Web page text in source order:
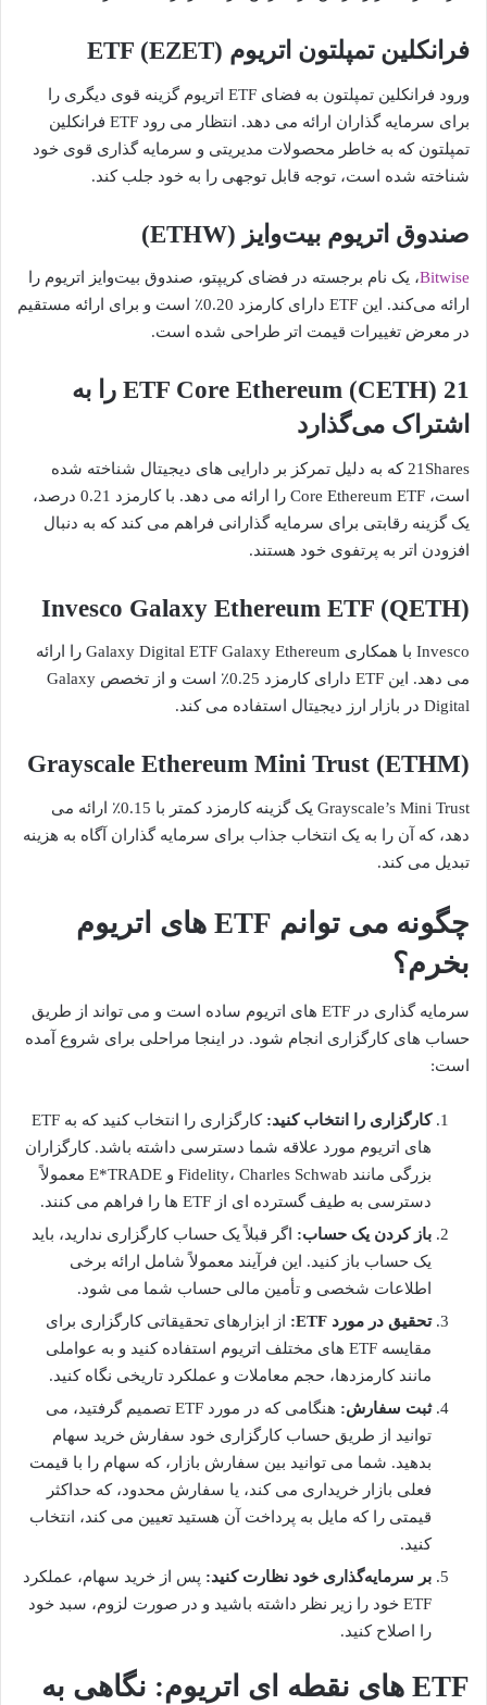
فرانکلین تمپلتون اتریوم ETF (EZET)
ورود فرانکلین تمپلتون به فضای ETF اتریوم گزینه قوی دیگری را
برای سرمایه گذاران ارائه می دهد. انتظار می رود ETF فرانکلین
تمپلتون که به خاطر محصولات مدیریتی و سرمایه گذاری قوی خود
شناخته شده است، توجه قابل توجهی را به خود جلب کند.
صندوق اتریوم بیت‌وایز (ETHW)
Bitwise، یک نام برجسته در فضای کریپتو، صندوق بیت‌وایز اتریوم را
ارائه می‌کند. این ETF دارای کارمزد 0.20٪ است و برای ارائه مستقیم
در معرض تغییرات قیمت اتر طراحی شده است.
21 ETF Core Ethereum (CETH) را به
اشتراک می‌گذارد
21Shares که به دلیل تمرکز بر دارایی های دیجیتال شناخته شده
است، Core Ethereum ETF را ارائه می دهد. با کارمزد 0.21 درصد،
یک گزینه رقابتی برای سرمایه گذارانی فراهم می کند که به دنبال
افزودن اتر به پرتفوی خود هستند.
Invesco Galaxy Ethereum ETF (QETH)
Invesco با همکاری Galaxy Digital ETF Galaxy Ethereum را ارائه
می دهد. این ETF دارای کارمزد 0.25٪ است و از تخصص Galaxy
Digital در بازار ارز دیجیتال استفاده می کند.
Grayscale Ethereum Mini Trust (ETHM)
Grayscale’s Mini Trust یک گزینه کارمزد کمتر با 0.15٪ ارائه می
دهد، که آن را به یک انتخاب جذاب برای سرمایه گذاران آگاه به هزینه
تبدیل می کند.
چگونه می توانم ETF های اتریوم
بخرم؟
سرمایه گذاری در ETF های اتریوم ساده است و می تواند از طریق
حساب های کارگزاری انجام شود. در اینجا مراحلی برای شروع آمده
است:
کارگزاری را انتخاب کنید:
کارگزاری را انتخاب کنید که به ETF
های اتریوم مورد علاقه شما دسترسی داشته باشد. کارگزاران
بزرگی مانند Fidelity، Charles Schwab و E*TRADE معمولاً
دسترسی به طیف گسترده ای از ETF ها را فراهم می کنند.
باز کردن یک حساب: اگر قبلاً یک حساب کارگزاری ندارید، باید
یک حساب باز کنید. این فرآیند معمولاً شامل ارائه برخی
اطلاعات شخصی و تأمین مالی حساب شما می شود.
تحقیق در مورد ETF:
از ابزارهای تحقیقاتی کارگزاری برای
مقایسه ETF های مختلف اتریوم استفاده کنید و به عواملی
مانند کارمزدها، حجم معاملات و عملکرد تاریخی نگاه کنید.
ثبت سفارش:
هنگامی که در مورد ETF تصمیم گرفتید، می
توانید از طریق حساب کارگزاری خود سفارش خرید سهام
بدهید. شما می توانید بین سفارش بازار، که سهام را با قیمت
فعلی بازار خریداری می کند، یا سفارش محدود، که حداکثر
قیمتی را که مایل به پرداخت آن هستید تعیین می کند، انتخاب
کنید.
بر سرمایه‌گذاری خود نظارت کنید: پس از خرید سهام، عملکرد
ETF خود را زیر نظر داشته باشید و در صورت لزوم، سبد خود
را اصلاح کنید.
ETF های نقطه ای اتریوم: نگاهی به